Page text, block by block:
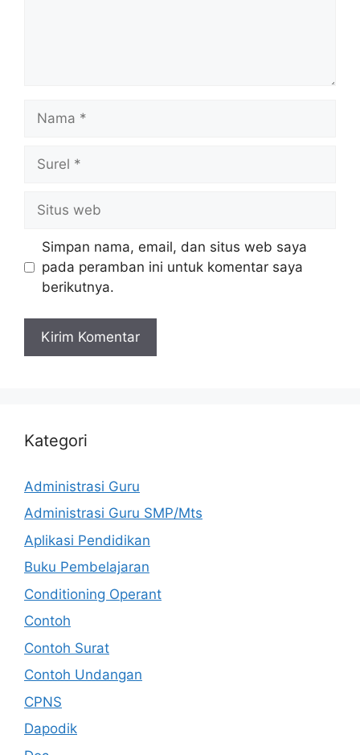
Nama
Surel
Situs
web
Simpan nama, email, dan situs web saya
pada peramban ini untuk komentar saya
berikutnya.
Kategori
Administrasi Guru
Administrasi Guru SMP/Mts
Aplikasi Pendidikan
Buku Pembelajaran
Conditioning Operant
Contoh
Contoh Surat
Contoh Undangan
CPNS
Dapodik